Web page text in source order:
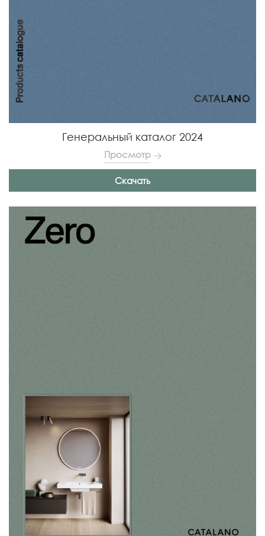
Генеральный каталог 2024
Просмотр
Скачать